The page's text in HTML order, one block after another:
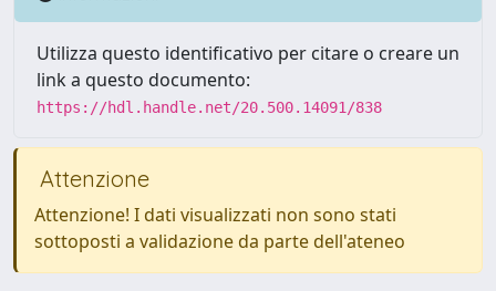
Utilizza questo identificativo per citare o creare un
link a questo documento:
https://hdl.handle.net/20.500.14091/838
Attenzione
Attenzione! I dati visualizzati non sono stati
sottoposti a validazione da parte dell'ateneo